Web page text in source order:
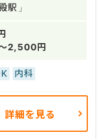
駅」
2,500円
内科
詳細を見る